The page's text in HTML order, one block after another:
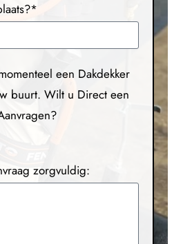
een Dakdekker
buurt. Wilt u Direct een
zorgvuldig: